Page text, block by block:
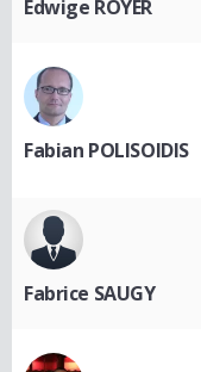
Edwige ROYER
Fabian POLISOIDIS
Fabrice SAUGY